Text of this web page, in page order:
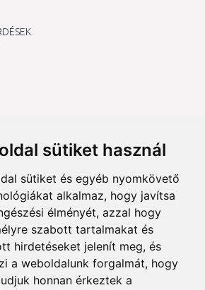
sütiket használ
sütiket és egyéb nyomkövető
alkalmaz, hogy javítsa
élményét, azzal hogy
szabott tartalmakat és
hirdetéseket jelenít meg, és
a weboldalunk forgalmát, hogy
honnan érkeztek a